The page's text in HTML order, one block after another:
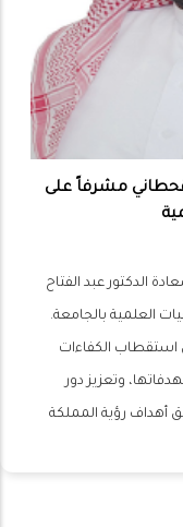
مشرفاً على
الدكتور عبد الفتاح
العلمية بالجامعة.
استقطاب الكفاءات
وتعزيز دور
أهداف رؤية المملكة